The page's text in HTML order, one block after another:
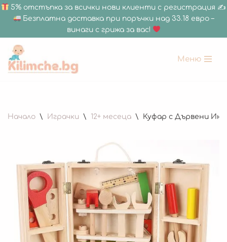
5% отстъпка за всички нови клиенти с регистрация ✍
Безплатна доставка при поръчки над 33.18 евро –
винаги с грижа за вас!
Продължете
Меню
Начало \ Играчки \ 12+ месеца \ Куфар с Дървени